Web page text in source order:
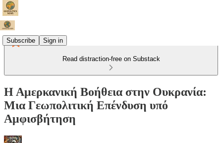
Subscribe Sign in
Read distraction-free on Substack
Η Αμερκανική Βοήθεια στην Ουκρανία:
Μια Γεωπολιτική Επένδυση υπό
Αμφισβήτηση